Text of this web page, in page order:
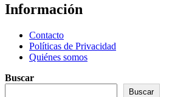
Información
Contacto
Políticas de Privacidad
Quiénes somos
Buscar
Buscar